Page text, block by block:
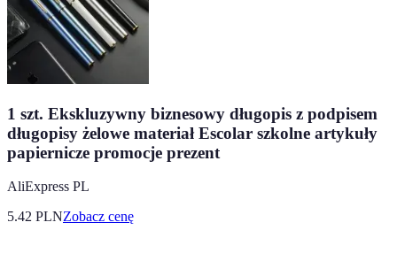
1 szt. Ekskluzywny biznesowy długopis z podpisem
długopisy żelowe materiał Escolar szkolne artykuły
papiernicze promocje prezent
AliExpress PL
5.42 PLNZobacz cenę